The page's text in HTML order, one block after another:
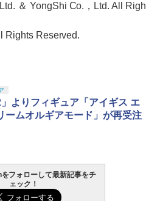
＆ YongShi Co.，Ltd. All Righ
Rights Reserved.
」よりフィギュア「アイギス エ
ームオルギアモード」が再受注
フォローして最新記事をチ
ェック！